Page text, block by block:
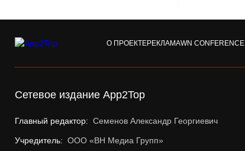
О ПРОЕКТЕРЕКЛАМАWN CONFERENCE
Сетевое издание App2Top
Главный редактор: Семенов Александр Георгиевич
Учредитель: ООО «ВН Медиа Групп»